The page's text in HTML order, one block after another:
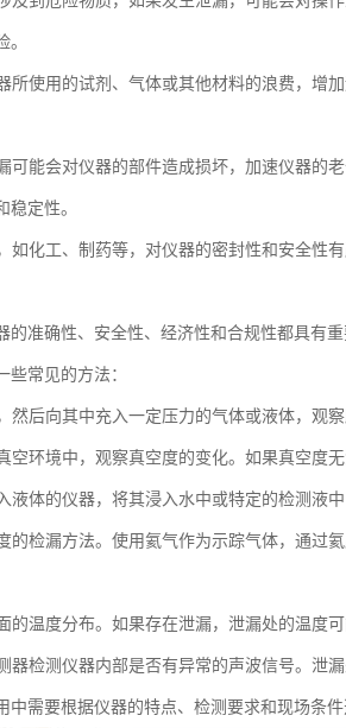
所使用的试剂、气体或其他材料的浪费，增
可能会对仪器的部件造成损坏，加速仪器的
定性。
如化工、制药等，对仪器的密封性和安全性
准确性、安全性、经济性和合规性都具有重
常见的方法：
然后向其中充入一定压力的气体或液体，观
空环境中，观察真空度的变化。如果真空度无
液体的仪器，将其浸入水中或特定的检测液
的检漏方法。使用氦气作为示踪气体，通过
的温度分布。如果存在泄漏，泄漏处的温度
器检测仪器内部是否有异常的声波信号。泄
需要根据仪器的特点、检测要求和现场条件